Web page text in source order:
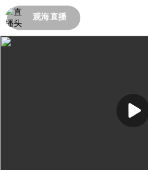
观海直播